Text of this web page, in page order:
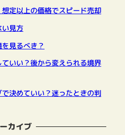
定以上の価格でスピード売却
見方
見るべき？
いい？後から変えられる境界
決めていい？迷ったときの判
カイブ